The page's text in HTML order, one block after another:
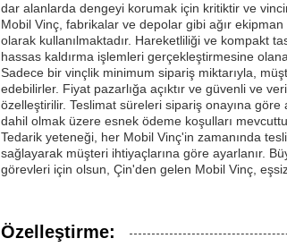
dar alanlarda dengeyi korumak için kritiktir ve
Mobil Vinç, fabrikalar ve depolar gibi ağır
olarak kullanılmaktadır. Hareketliliği ve kompakt
hassas kaldırma işlemleri gerçekleştirmesine
Sadece bir vinçlik minimum sipariş miktarıyla,
edebilirler. Fiyat pazarlığa açıktır ve güvenli ve
özelleştirilir. Teslimat süreleri sipariş onayına
dahil olmak üzere esnek ödeme koşulları
Tedarik yeteneği, her Mobil Vinç'in zamanında
sağlayarak müşteri ihtiyaçlarına göre ayarlanır.
görevleri için olsun, Çin'den gelen Mobil Vinç,
Özelleştirme: